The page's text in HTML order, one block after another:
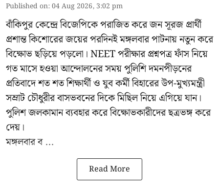
Published on:04 Aug 2026, 3:02 pm
বাঁকিপুর কেন্দ্রে বিজেপিকে পরাজিত করে জন সূরজ প্রার্থী
প্রশান্ত কিশোরের জয়ের পরদিনই মঙ্গলবার পাটনায় নতুন করে
বিক্ষোভ ছড়িয়ে পড়লো। NEET পরীক্ষার প্রশ্নপত্র ফাঁস নিয়ে
গত মাসে হওয়া আন্দোলনের সময় পুলিশি দমনপীড়নের
প্রতিবাদে শত শত শিক্ষার্থী ও যুব কর্মী বিহারের উপ-মুখ্যমন্ত্রী
সম্রাট চৌধুরীর বাসভবনের দিকে মিছিল নিয়ে এগিয়ে যান।
পুলিশ জলকামান ব্যবহার করে বিক্ষোভকারীদের ছত্রভঙ্গ করে
দেয়।
মঙ্গলবার ব ...
Read More